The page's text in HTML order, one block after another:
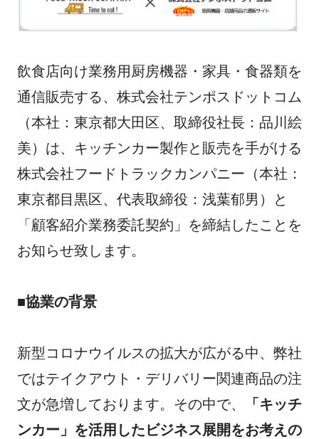
k
飲食店向け業務用厨房機器・家具・食器類を
通信販売する、株式会社テンポスドットコム
（本社：東京都大田区、取締役社長：品川絵
美）は、キッチンカー製作と販売を手がける
株式会社フードトラックカンパニー（本社：
東京都目黒区、代表取締役：浅葉郁男）と
「顧客紹介業務委託契約」を締結したことを
お知らせ致します。
■協業の背景
新型コロナウイルスの拡大が広がる中、弊社
ではテイクアウト・デリバリー関連商品の注
文が急増しております。その中で、
「キッチ
ンカー」を活用したビジネス展開をお考えの